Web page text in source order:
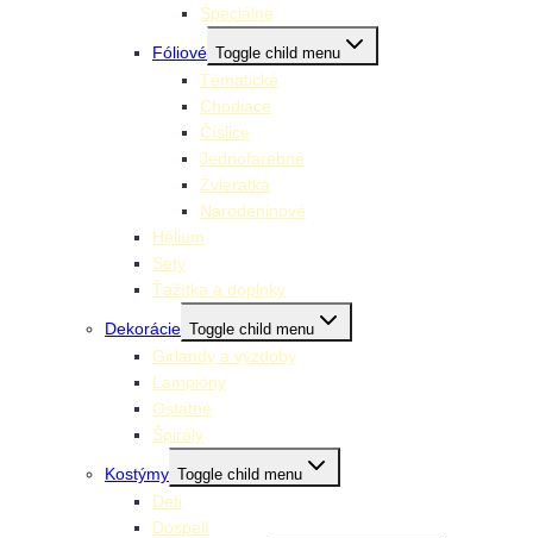
Špeciálne
Fóliové Toggle child menu
Tématické
Chodiace
Číslice
Jednofarebné
Zvieratká
Narodeninové
Hélium
Sety
Ťažítka a doplnky
Dekorácie Toggle child menu
Girlandy a výzdoby
Lampióny
Ostatné
Špirály
Kostýmy Toggle child menu
Deti
Dospelí